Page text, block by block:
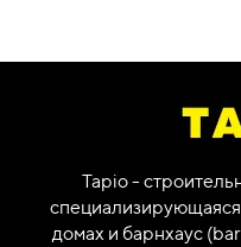
Tapio -
домах и барнхаус